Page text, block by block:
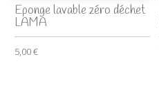
Eponge lavable zéro déchet
LAMA
5,00 €